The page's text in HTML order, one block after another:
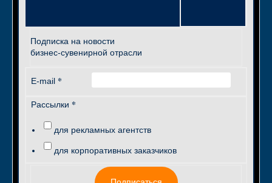
Подписка на новости
бизнес-сувенирной отрасли
E-mail *
Рассылки *
для рекламных агентств
для корпоративных заказчиков